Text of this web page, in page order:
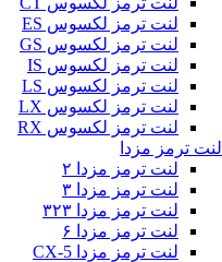
لنت ترمز لکسوس ES
لنت ترمز لکسوس GS
لنت ترمز لکسوس IS
لنت ترمز لکسوس LS
لنت ترمز لکسوس LX
لنت ترمز لکسوس RX
لنت ترمز مزدا
لنت ترمز مزدا ۲
لنت ترمز مزدا ۳
لنت ترمز مزدا ۳۲۳
لنت ترمز مزدا ۶
لنت ترمز مزدا CX-5